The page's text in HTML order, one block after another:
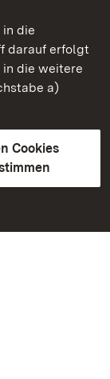
die
darauf erfolgt
in die weitere
a)
Cookies